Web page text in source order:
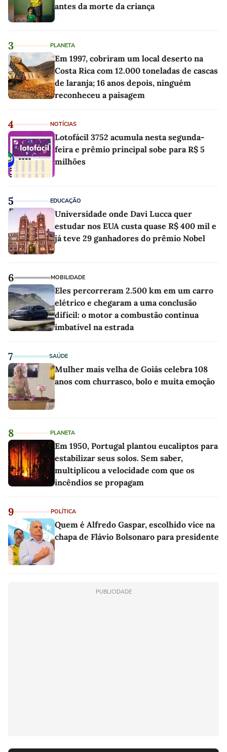
antes da morte da criança
3 PLANETA
Em 1997, cobriram um local deserto na
Costa Rica com 12.000 toneladas de cascas
de laranja; 16 anos depois, ninguém
reconheceu a paisagem
4 NOTÍCIAS
Lotofácil 3752 acumula nesta segunda-
feira e prêmio principal sobe para R$ 5
milhões
5 EDUCAÇÃO
Universidade onde Davi Lucca quer
estudar nos EUA custa quase R$ 400 mil e
já teve 29 ganhadores do prêmio Nobel
6 MOBILIDADE
Eles percorreram 2.500 km em um carro
elétrico e chegaram a uma conclusão
difícil: o motor a combustão continua
imbatível na estrada
7 SAÚDE
Mulher mais velha de Goiás celebra 108
anos com churrasco, bolo e muita emoção
8 PLANETA
Em 1950, Portugal plantou eucaliptos para
estabilizar seus solos. Sem saber,
multiplicou a velocidade com que os
incêndios se propagam
9 POLÍTICA
Quem é Alfredo Gaspar, escolhido vice na
chapa de Flávio Bolsonaro para presidente
PUBLICIDADE